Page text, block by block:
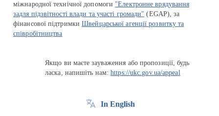
міжнародної технічної допомоги "Електронне врядування
задля підзвітності влади та участі громади" (EGAP), за
фінансової підтримкиШвейцарської агенції розвитку та
співробітництва
Якщо ви маєте зауваження або пропозиції, будь
ласка, напишіть нам:https://ukc.gov.ua/appeal
In English